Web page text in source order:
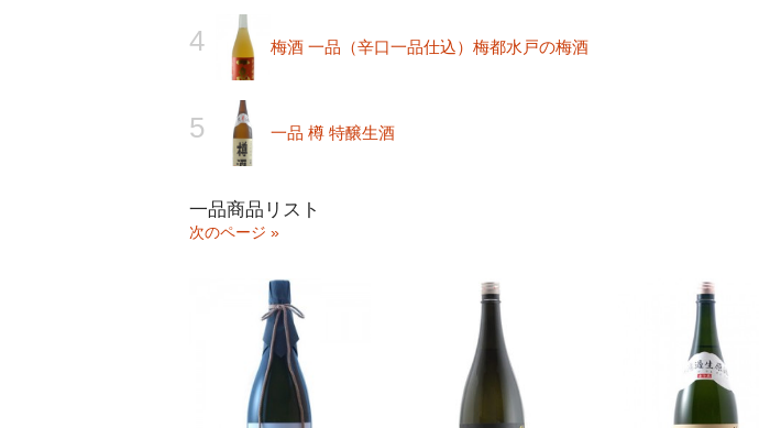
梅酒 一品（辛口一品仕込）梅都水戸の梅酒
一品 樽 特醸生酒
一品商品リスト
次のページ »